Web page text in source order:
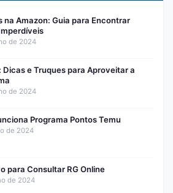
na Amazon: Guia para Encontrar
de 2024
Dicas e Truques para Aproveitar a
de 2024
Programa Pontos Temu
de 2024
para Consultar RG Online
de 2024